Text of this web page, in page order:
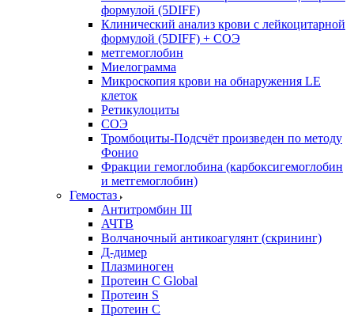
формулой (5DIFF)
Клинический анализ крови с лейкоцитарной
формулой (5DIFF) + СОЭ
метгемоглобин
Миелограмма
Микроскопия крови на обнаружения LE
клеток
Ретикулоциты
СОЭ
Тромбоциты-Подсчёт произведен по методу
Фонио
Фракции гемоглобина (карбоксигемоглобин
и метгемоглобин)
Гемостаз
Антитромбин III
АЧТВ
Волчаночный антикоагулянт (скрининг)
Д-димер
Плазминоген
Протеин C Global
Протеин S
Протеин С